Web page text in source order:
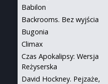
Babilon
Backrooms. Bez wyjścia
Bugonia
Climax
Czas Apokalipsy: Wersja
Reżyserska
David Hockney. Pejzaże,